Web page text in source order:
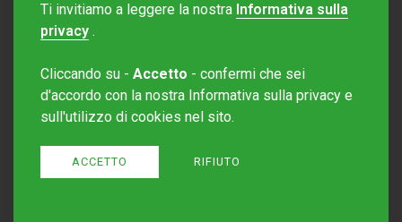
Editore Rotostampa SA
Sito creato daRedesign
Ti invitiamo a leggere la nostra Informativa sulla
privacy .
Cliccando su - Accetto - confermi che sei
d'accordo con la nostra Informativa sulla privacy e
sull'utilizzo di cookies nel sito.
ACCETTO RIFIUTO